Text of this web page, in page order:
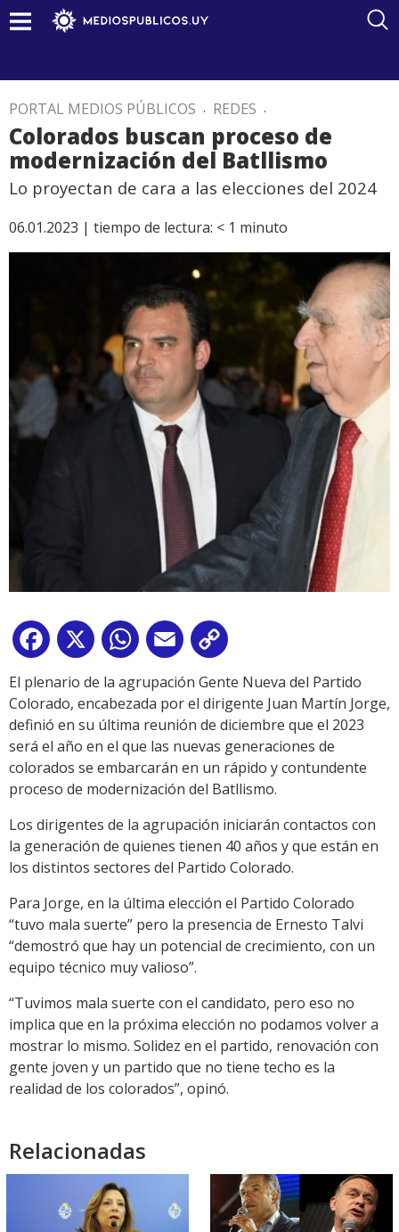
PORTAL MEDIOS PÚBLICOS . REDES .
Colorados buscan proceso de
modernización del Batllismo
Lo proyectan de cara a las elecciones del 2024
06.01.2023 | tiempo de lectura: < 1 minuto
Facebook
X WhatsApp
Email
Link
El plenario de la agrupación Gente Nueva del Partido
Colorado, encabezada por el dirigente Juan Martín Jorge,
definió en su última reunión de diciembre que el 2023
será el año en el que las nuevas generaciones de
colorados se embarcarán en un rápido y contundente
proceso de modernización del Batllismo.
Los dirigentes de la agrupación iniciarán contactos con
la generación de quienes tienen 40 años y que están en
los distintos sectores del Partido Colorado.
Para Jorge, en la última elección el Partido Colorado
“tuvo mala suerte” pero la presencia de Ernesto Talvi
“demostró que hay un potencial de crecimiento, con un
equipo técnico muy valioso”.
“Tuvimos mala suerte con el candidato, pero eso no
implica que en la próxima elección no podamos volver a
mostrar lo mismo. Solidez en el partido, renovación con
gente joven y un partido que no tiene techo es la
realidad de los colorados”, opinó.
Relacionadas